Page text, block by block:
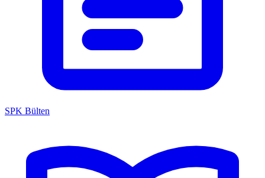
SPK Bülten